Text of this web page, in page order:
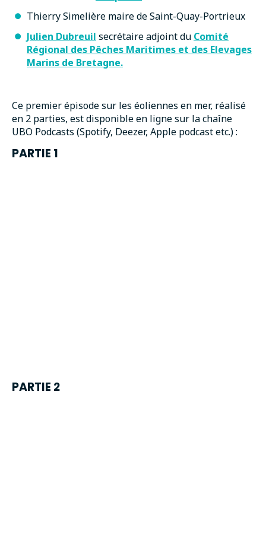
Thierry Simelière maire de Saint-Quay-Portrieux
Julien Dubreuil secrétaire adjoint du Comité
Régional des Pêches Maritimes et des Elevages
Marins de Bretagne.
Ce premier épisode sur les éoliennes en mer, réalisé
en 2 parties, est disponible en ligne sur la chaîne
UBO Podcasts (Spotify, Deezer, Apple podcast etc.) :
PARTIE 1
PARTIE 2